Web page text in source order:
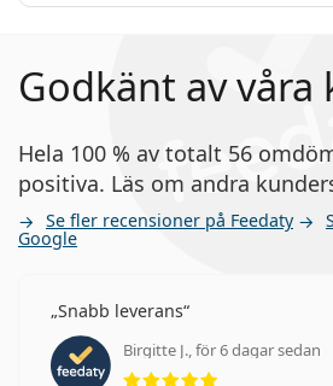
Godkänt av våra
Hela 100 % av totalt 56
positiva. Läs om andra
Se fler recensioner på Feedaty
Google
Snabb leverans
Birgitte J., för 6 dagar sedan
Betyg 5 av 5